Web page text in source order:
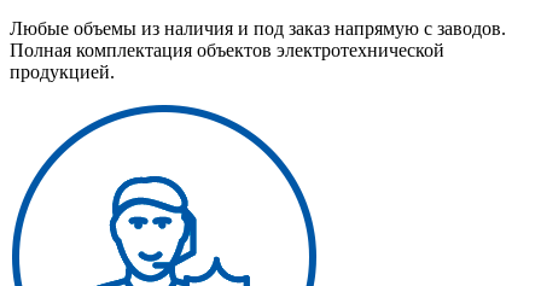
Любые объемы из наличия и под заказ напрямую с заводов.
Полная комплектация объектов электротехнической
продукцией.